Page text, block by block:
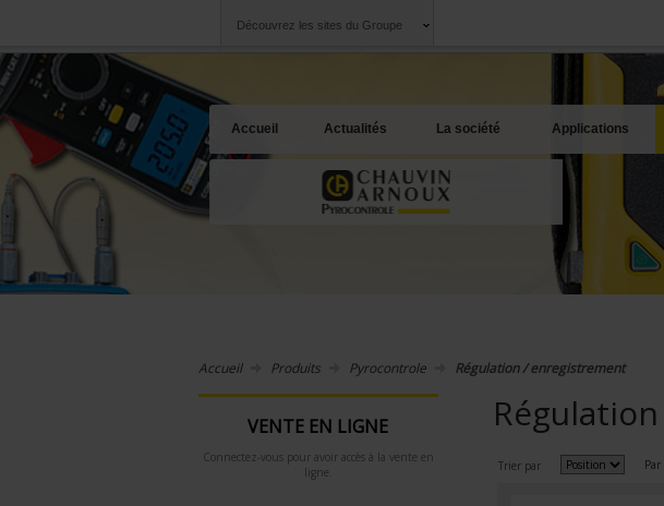
Découvrez les sites du Groupe
International
Nos filiales à
Accueil Actualités La société Applications
Accueil Produits Pyrocontrole Régulation / enregistrement
VENTE EN LIGNE
Connectez-vous pour avoir accès à la vente en
ligne.
Trier par